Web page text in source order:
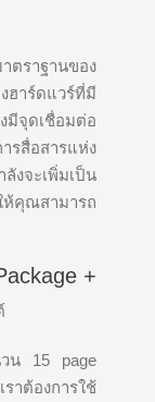
ตราฐานของ
าร์ดแวร์ที่มี
จุดเชื่อมต่อ
รสื่อสารแห่ง
งจะเพิ่มเป็น
ห้คุณสามารถ
+
น 15 page
าต้องการใช้